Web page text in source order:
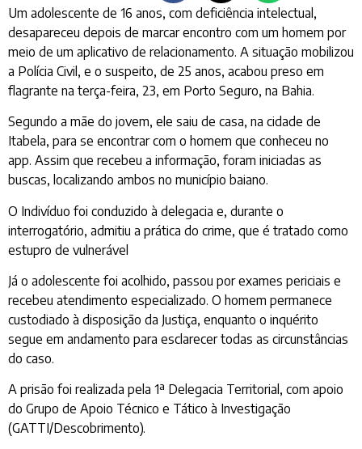
Um adolescente de 16 anos, com deficiência intelectual,
desapareceu depois de marcar encontro com um homem por
meio de um aplicativo de relacionamento. A situação mobilizou
a Polícia Civil, e o suspeito, de 25 anos, acabou preso em
flagrante na terça-feira, 23, em Porto Seguro, na Bahia.
Segundo a mãe do jovem, ele saiu de casa, na cidade de
Itabela, para se encontrar com o homem que conheceu no
app. Assim que recebeu a informação, foram iniciadas as
buscas, localizando ambos no município baiano.
O Indivíduo foi conduzido à delegacia e, durante o
interrogatório, admitiu a prática do crime, que é tratado como
estupro de vulnerável
Já o adolescente foi acolhido, passou por exames periciais e
recebeu atendimento especializado. O homem permanece
custodiado à disposição da Justiça, enquanto o inquérito
segue em andamento para esclarecer todas as circunstâncias
do caso.
A prisão foi realizada pela 1ª Delegacia Territorial, com apoio
do Grupo de Apoio Técnico e Tático à Investigação
(GATTI/Descobrimento).